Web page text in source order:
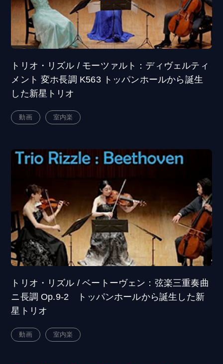
トリオ・リズル / モーツァルト：ディヴェルティ
メント 変ホ長調 K563 トッパンホールから誕生
した新星トリオ
動画 室内楽
トリオ・リズル / ベートーヴェン：弦楽三重奏曲
ニ長調 Op.9-2 トッパンホールから誕生した新
星トリオ
動画 室内楽